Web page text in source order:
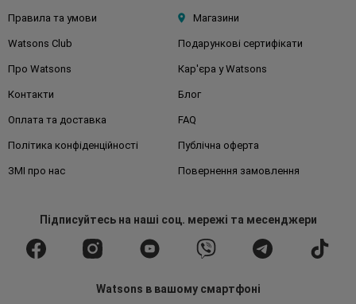
Правила та умови Магазини
Watsons Club Подарункові сертифікати
Про Watsons Кар'єра у Watsons
Контакти Блог
Оплата та доставка FAQ
Політика конфіденційності Публічна оферта
ЗМІ про нас Повернення замовлення
Підписуйтесьна наші соц. мережі та месенджери
Watsons в вашому смартфоні